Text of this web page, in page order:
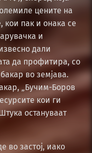
цените на
кои пак и онака се
и
дали
да профитира, со
во земјава.
„Бучим-Боров
кои ги
остануваат
во застој, иако